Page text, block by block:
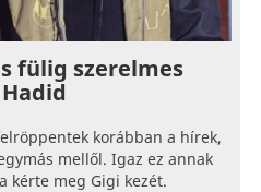
fülig szerelmes
korábban a hírek,
mellől. Igaz ez annak
kérte meg Gigi kezét.